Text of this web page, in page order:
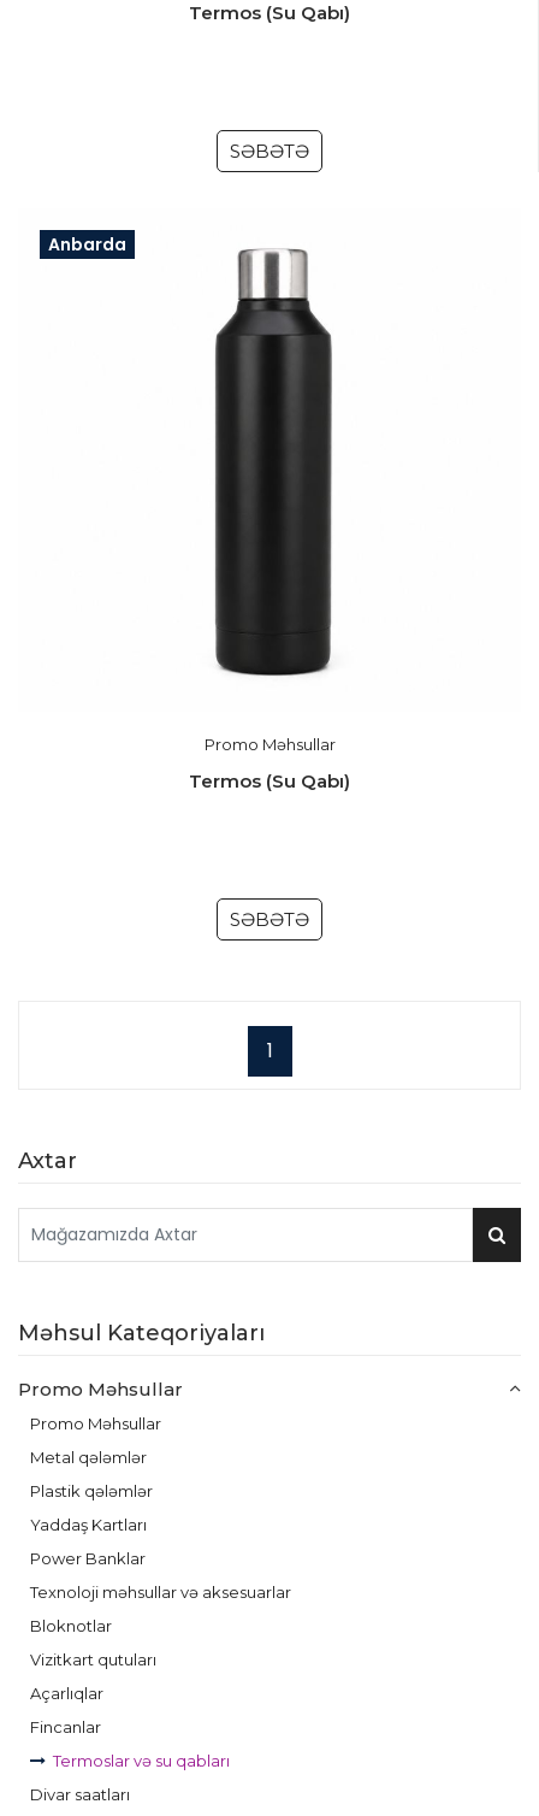
Termos (Su Qabı)
SƏBƏTƏ
Anbarda
Promo Məhsullar
Termos (Su Qabı)
SƏBƏTƏ
1
Axtar
Məhsul Kateqoriyaları
Promo Məhsullar
Promo Məhsullar
Metal qələmlər
Plastik qələmlər
Yaddaş Kartları
Power Banklar
Texnoloji məhsullar və aksesuarlar
Bloknotlar
Vizitkart qutuları
Açarlıqlar
Fincanlar
Termoslar və su qabları
Divar saatları